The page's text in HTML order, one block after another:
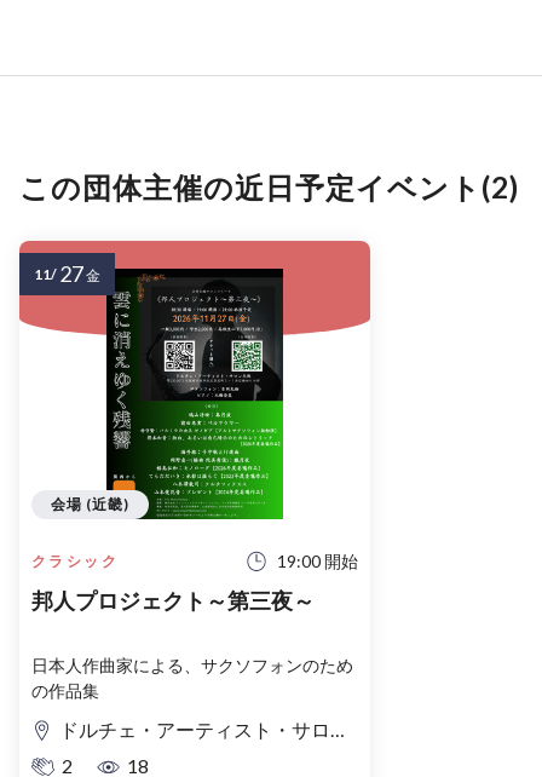
この団体主催の近日予定イベント(2)
クラシック 19:00 開始
邦人プロジェクト～第三夜～
日本人作曲家による、サクソフォンのため
の作品集
ドルチェ・アーティスト・サロン大阪
2
18
会場 (近畿)
11/ 27金